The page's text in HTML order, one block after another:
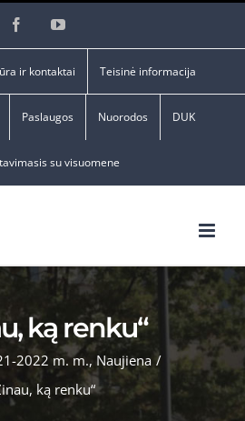
FacebookYouTube
ir kontaktai Teisinė informacija
Paslaugos Nuorodos DUK
su visuomene
ką renku“
2022 m. m., Naujiena /
ką renku“